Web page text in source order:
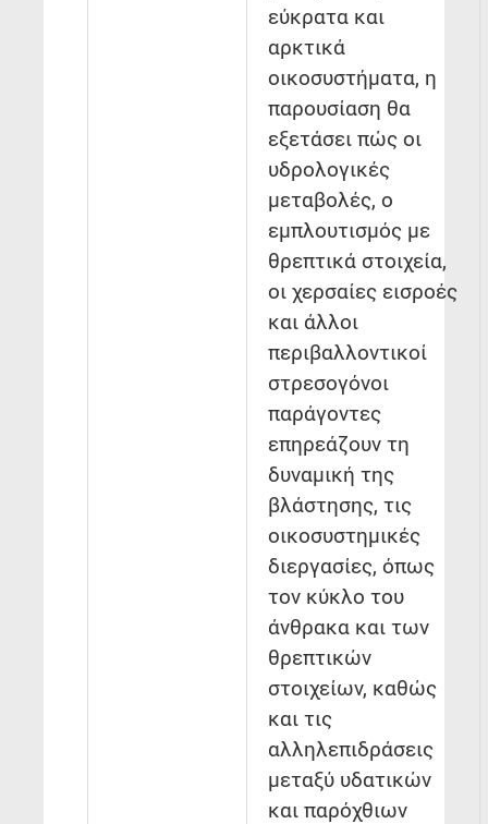
εύκρατα και
αρκτικά
οικοσυστήματα, η
παρουσίαση θα
εξετάσει πώς οι
υδρολογικές
μεταβολές, ο
εμπλουτισμός με
θρεπτικά στοιχεία,
οι χερσαίες εισροές
και άλλοι
περιβαλλοντικοί
στρεσογόνοι
παράγοντες
επηρεάζουν τη
δυναμική της
βλάστησης, τις
οικοσυστημικές
διεργασίες, όπως
τον κύκλο του
άνθρακα και των
θρεπτικών
στοιχείων, καθώς
και τις
αλληλεπιδράσεις
μεταξύ υδατικών
και παρόχθιων